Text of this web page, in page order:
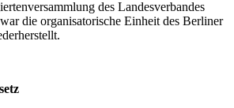
des Landesverbandes
die organisatorische Einheit des Berliner